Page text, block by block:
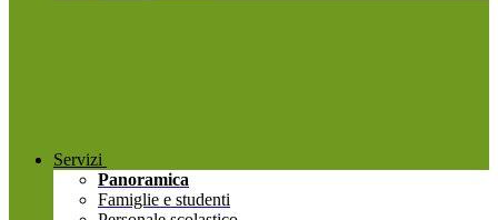
Servizi
Panoramica
Famiglie e studenti